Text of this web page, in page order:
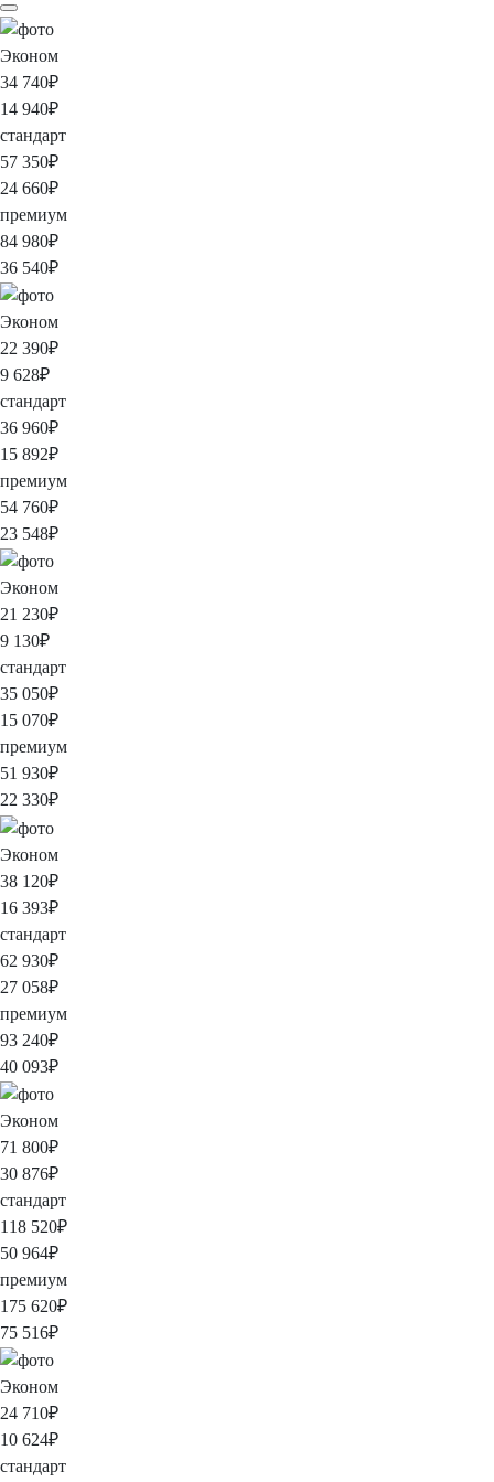
Эконом
34 740₽
14 940₽
стандарт
57 350₽
24 660₽
премиум
84 980₽
36 540₽
Эконом
22 390₽
9 628₽
стандарт
36 960₽
15 892₽
премиум
54 760₽
23 548₽
Эконом
21 230₽
9 130₽
стандарт
35 050₽
15 070₽
премиум
51 930₽
22 330₽
Эконом
38 120₽
16 393₽
стандарт
62 930₽
27 058₽
премиум
93 240₽
40 093₽
Эконом
71 800₽
30 876₽
стандарт
118 520₽
50 964₽
премиум
175 620₽
75 516₽
Эконом
24 710₽
10 624₽
стандарт